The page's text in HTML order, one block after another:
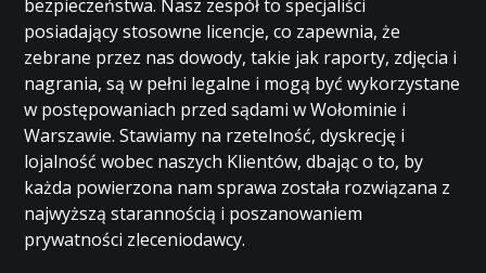
bezpieczeństwa. Nasz zespół to specjaliści
posiadający stosowne licencje, co zapewnia, że
zebrane przez nas dowody, takie jak raporty, zdjęcia i
nagrania, są w pełni legalne i mogą być wykorzystane
w postępowaniach przed sądami w Wołominie i
Warszawie. Stawiamy na rzetelność, dyskrecję i
lojalność wobec naszych Klientów, dbając o to, by
każda powierzona nam sprawa została rozwiązana z
najwyższą starannością i poszanowaniem
prywatności zleceniodawcy.